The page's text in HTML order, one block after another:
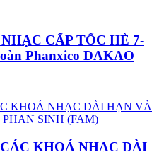
CẤP TỐC HÈ 7-
Phanxico DAKAO
KHOÁ NHẠC DÀI